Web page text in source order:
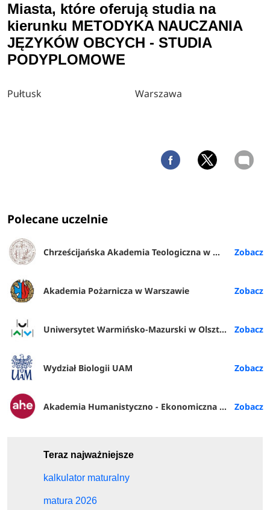
Miasta, które oferują studia na
kierunku METODYKA NAUCZANIA
JĘZYKÓW OBCYCH - STUDIA
PODYPLOMOWE
Pułtusk Warszawa
Polecane uczelnie
Chrześcijańska Akademia Teologiczna w Warszawie
Akademia Pożarnicza w Warszawie
Uniwersytet Warmińsko-Mazurski w Olsztynie
Wydział Biologii UAM
Akademia Humanistyczno - Ekonomiczna w Łodzi
Teraz najważniejsze
kalkulator maturalny
matura 2026